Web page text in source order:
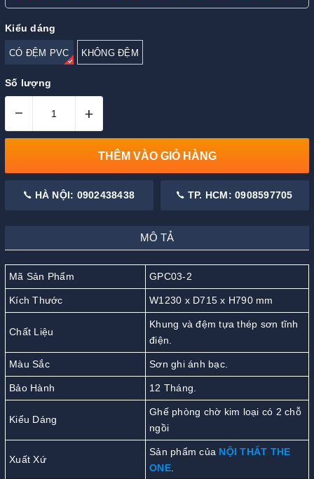
Kiểu dáng
CÓ ĐỆM PVC KHÔNG ĐỆM
Số lượng
– +
THÊM VÀO GIỎ HÀNG
HÀ NỘI: 0902438438 TP. HCM: 0908597705
MÔ TẢ
Mã Sản Phẩm GPC03-2
Kích Thước W1230 x D715 x H790 mm
Chất Liệu
Khung và đệm tựa thép sơn tĩnh
điện.
Màu Sắc Sơn ghi ánh bạc.
Bảo Hành 12 Tháng.
Kiểu Dáng
Ghế phòng chờ kim loại có 2 chỗ
ngồi
Xuất Xứ
Sản phẩm của NỘI THẤT THE
ONE.